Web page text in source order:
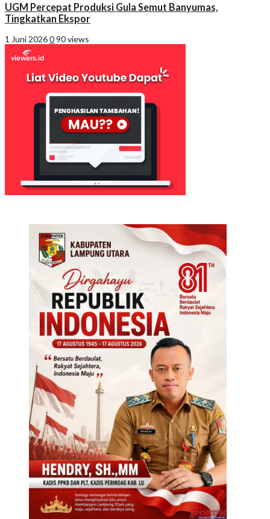
UGM Percepat Produksi Gula Semut Banyumas,
Tingkatkan Ekspor
1 Juni 2026090 views